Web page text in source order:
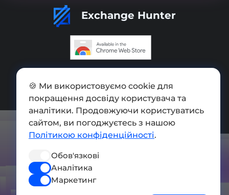
Exchange Hunter
Мапа сайту
Press kit
Умови використання
СОЦ. МЕРЕЖІ
🍪 Ми використовуємо cookie для
покращення досвіду користувача та
аналітики. Продовжуючи користуватись
сайтом, ви погоджуєтесь з нашою
Політикою конфіденційності.
Обов'язкові
Аналітика
Маркетинг